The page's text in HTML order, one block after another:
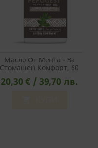
Масло От Мента - За
Стомашен Комфорт, 60
Софтгел Капсули
20,30 € / 39,70 лв.